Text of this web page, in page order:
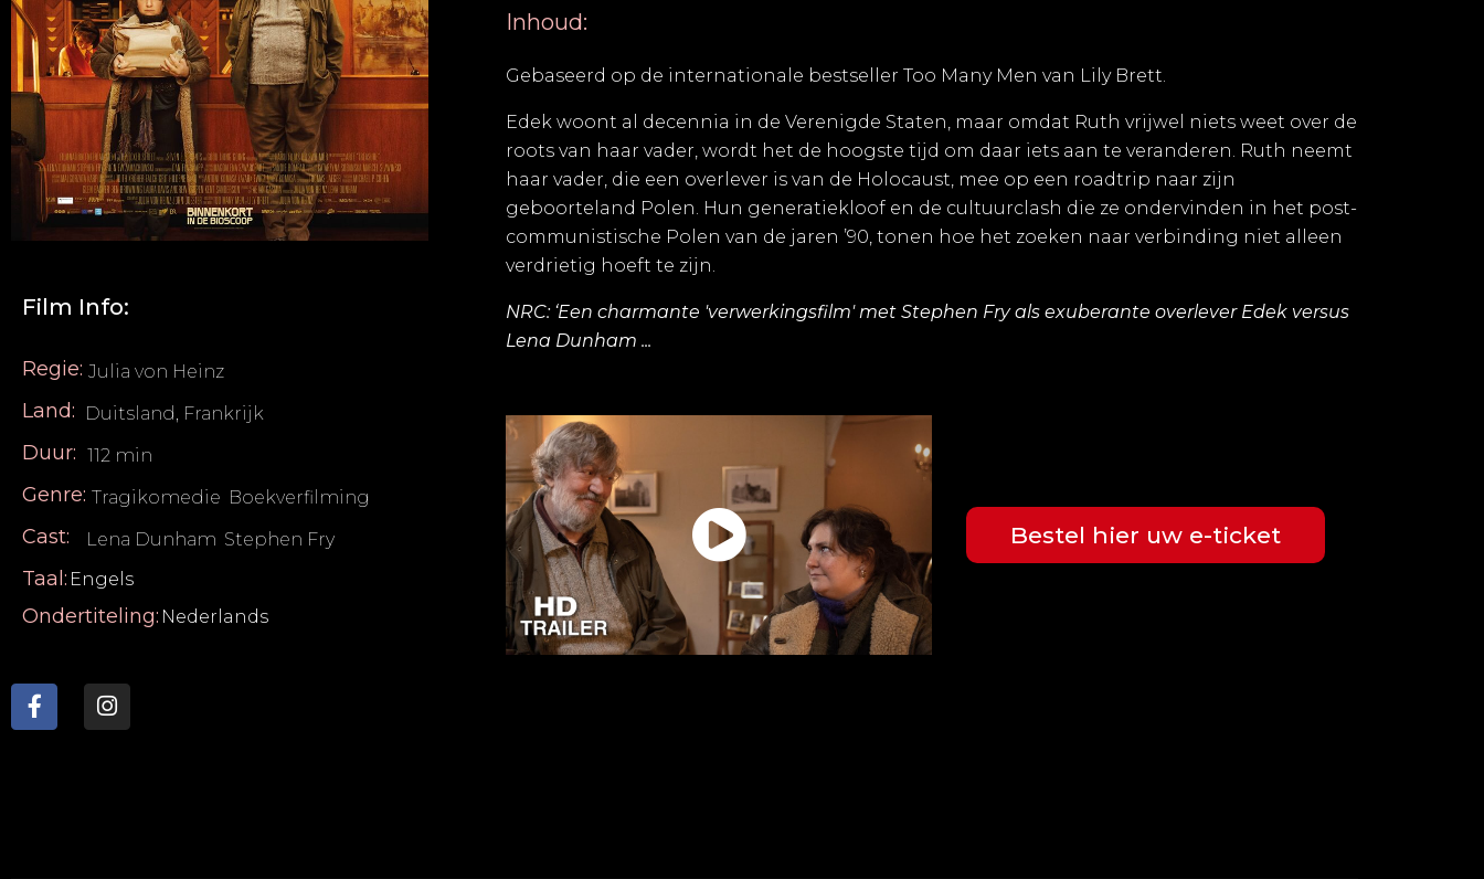
Film Info:
Regie: Julia von Heinz
Land: Duitsland, Frankrijk
Duur: 112 min
Genre: Tragikomedie Boekverfilming
Cast: Lena Dunham Stephen Fry
Taal: Engels
Ondertiteling: Nederlands
Inhoud:
Gebaseerd op de internationale bestseller Too Many Men van Lily Brett.
Edek woont al decennia in de Verenigde Staten, maar omdat Ruth vrijwel niets weet over de
roots van haar vader, wordt het de hoogste tijd om daar iets aan te veranderen. Ruth neemt
haar vader, die een overlever is van de Holocaust, mee op een roadtrip naar zijn
geboorteland Polen. Hun generatiekloof en de cultuurclash die ze ondervinden in het post-
communistische Polen van de jaren ’90, tonen hoe het zoeken naar verbinding niet alleen
verdrietig hoeft te zijn.
NRC: ‘Een charmante 'verwerkingsfilm' met Stephen Fry als exuberante overlever Edek versus
Lena Dunham ...
Bestel hier uw e-ticket